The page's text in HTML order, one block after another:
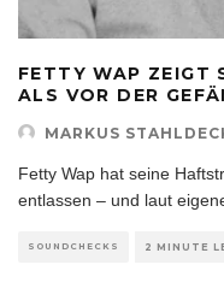
FETTY WAP ZEIGT
ALS VOR DER
MARKUS
Fetty Wap hat seine
entlassen – und laut
SOUNDCHECKS 2 MINUTE